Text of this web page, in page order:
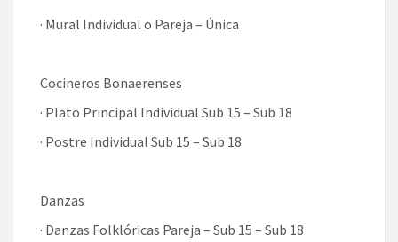
· Mural Individual o Pareja – Única
Cocineros Bonaerenses
· Plato Principal Individual Sub 15 – Sub 18
· Postre Individual Sub 15 – Sub 18
Danzas
· Danzas Folklóricas Pareja – Sub 15 – Sub 18